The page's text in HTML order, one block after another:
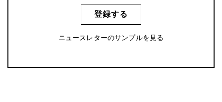
登録する
ニュースレターのサンプルを見る